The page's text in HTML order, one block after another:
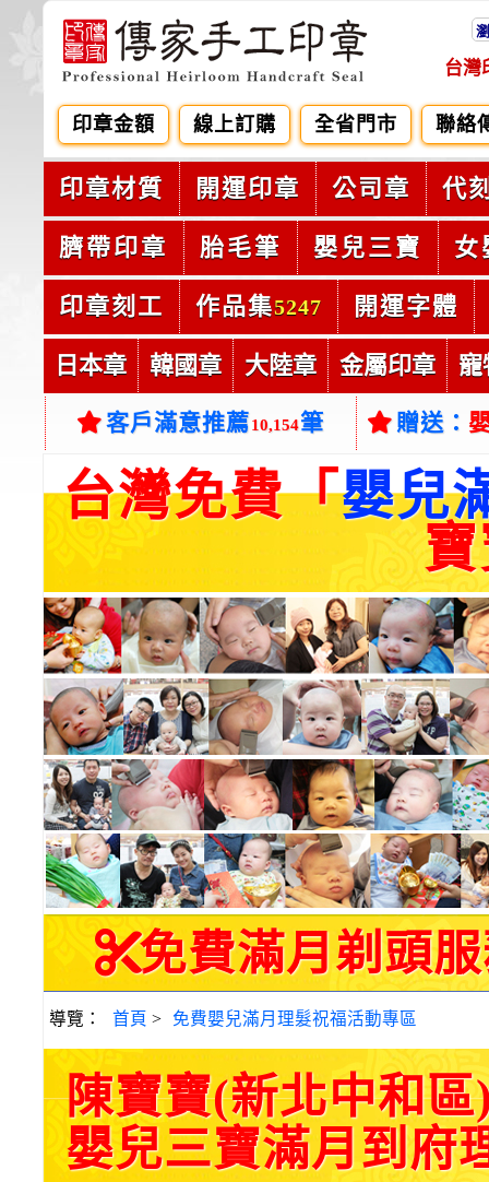
台灣
印章金額 線上訂購 全省門市 聯絡
印章材質 開運印章 公司章 代
臍帶印章 胎毛筆 嬰兒三寶 女
印章刻工 作品集5247 開運字體
日本章 韓國章 大陸章 金屬印章 寵
客戶滿意推薦10,154筆 贈送：
台灣免費「嬰兒
免費滿月剃頭服
導覽： 首頁 > 免費嬰兒滿月理髮祝福活動專區
陳寶寶(新北中和
嬰兒三寶滿月到府